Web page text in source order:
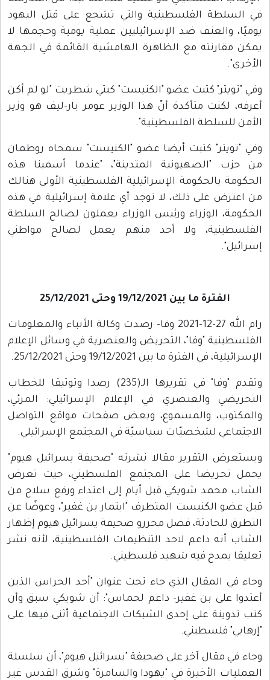
في السلطة الفلسطينية والتي تشجع على قتل اليهود
يوميًا، والعنف ضد الإسرائيليين عملية يومية وحجمها لا
يمكن مقارنته مع الظاهرة الهامشية القائمة في الجهة
الأخرى".
وفي "تويتر" كتبت عضو "الكنيست" كيتي شطريت "لو لم أكن
أعرفه، لكنت متأكدة أنّ هذا الوزير عومر بار-ليف هو وزير
الأمن للسلطة الفلسطينية".
وفي "تويتر" كتبت أيضا عضو "الكنيست" سمحاه روطمان
من حزب "الصهيونية المتدينة"، "عندما أسمينا هذه
الحكومة بالحكومة الإسرائيلية الفلسطينية الأولى هنالك
من اعترض على ذلك، لا توجد أي علامة إسرائيلية في هذه
الحكومة، الوزراء ورئيس الوزراء يعملون لصالح السلطة
الفلسطينية، ولا أحد منهم يعمل لصالح مواطني
إسرائيل".
الفترة ما بين 19/12/2021 وحتى 25/12/2021
رام الله 27-12-2021 وفا- رصدت وكالة الأنباء والمعلومات
الفلسطينية "وفا"، التحريض والعنصرية في وسائل الإعلام
الإسرائيلية، في الفترة ما بين 19/12/2021 وحتى 25/12/2021.
وتقدم "وفا" في تقريرها الـ(235) رصدا وتوثيقا للخطاب
التحريضي والعنصري في الإعلام الإسرائيلي: المرئي،
والمكتوب، والمسموع، وبعض صفحات مواقع التواصل
الاجتماعي لشخصيّات سياسيّة في المجتمع الإسرائيلي.
ويستعرض التقرير مقالا نشرته "صحيفة يسرائيل هيوم"
يحمل تحريضا على المجتمع الفلسطيني، حيث تعرض
الشاب محمد شويكي قبل أيام إلى اعتداء ورفع سلاح من
قبل عضو الكنيست المتطرف "ايتمار بن غفير"، وعوضًا عن
التطرق للحادثة، فضل محررو صحيفة يسرائيل هيوم إظهار
الشاب أنه داعم لاحد التنظيمات الفلسطينية، لأنه نشر
تعليقا يمدح فيه شهيد فلسطيني.
وجاء في المقال الذي جاء تحت عنوان "أحد الحراس الذين
أعتدوا على بن غفير- داعم لحماس": أن شويكي سبق وأن
كتب تدوينة على إحدى الشبكات الاجتماعية أثنى فيها على
"إرهابي" فلسطيني.
وجاء في مقال آخر على صحيفة "يسرائيل هيوم"، أن سلسلة
العمليات الأخيرة في "يهودا والسامرة" وشرق القدس غير